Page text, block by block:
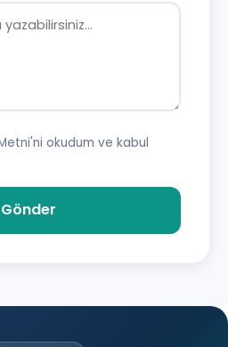
'ni okudum ve kabul
Gönder